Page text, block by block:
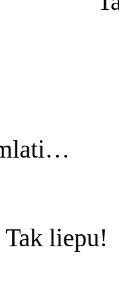
Tak liepu!